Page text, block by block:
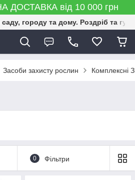
ДОСТАВКА від 10 000 грн
городу та дому. Роздріб та
Засоби захисту рослин Комплексні
0 Фільтри